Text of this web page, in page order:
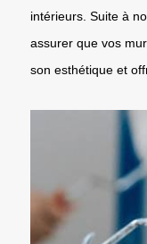
intérieurs. Suite à
assurer que vos
son esthétique et